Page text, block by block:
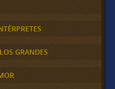
GRANDES